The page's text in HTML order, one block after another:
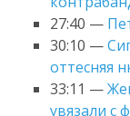
27:40 —
30:10 —
оттесняя
33:11 —
увязали с